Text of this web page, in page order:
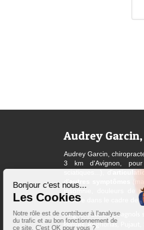
Audrey
Audrey Garcin,
3 km d'Avignon,
insomnie, douleurs de
encore dans le cadre de
Avignon, Laudun, Bagnols
Pontet, Rognonas,